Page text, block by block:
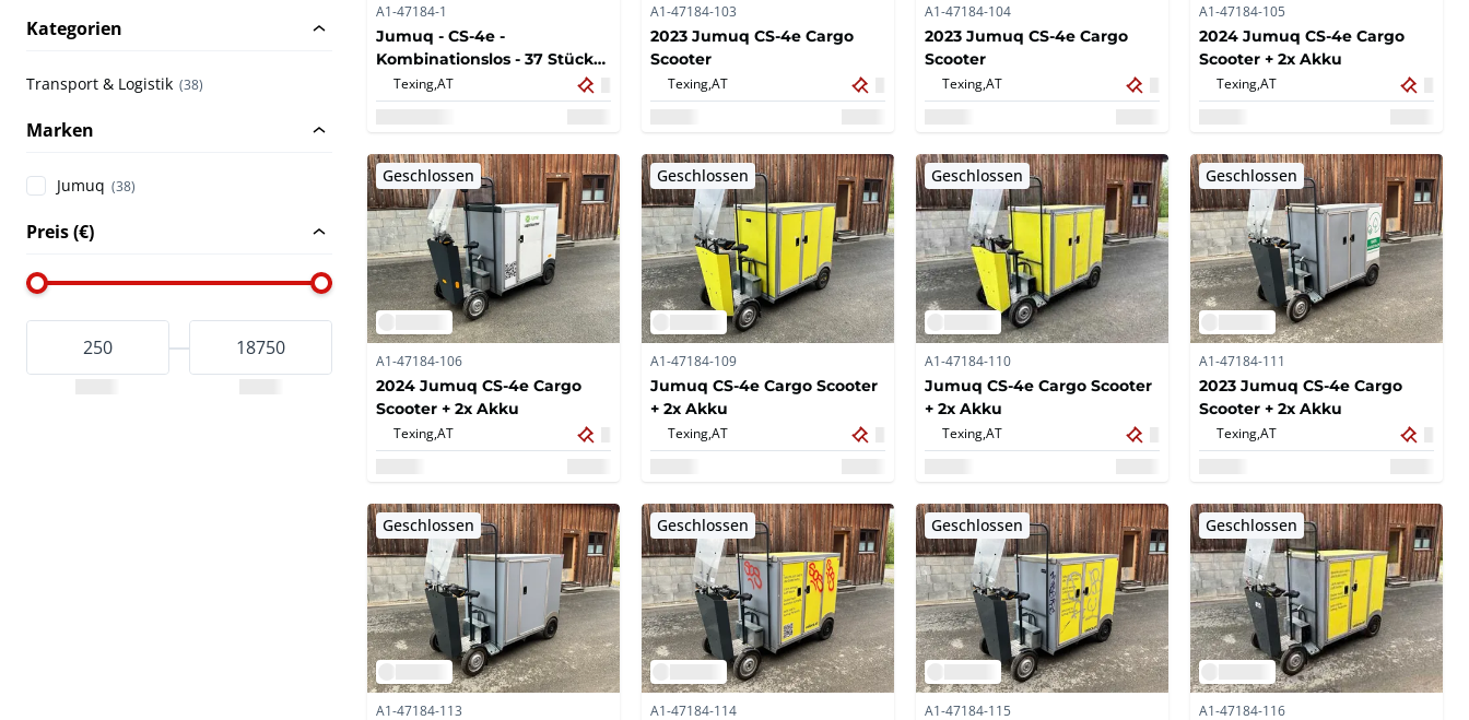
Kategorien
Transport & Logistik (38)
Marken
Jumuq (38)
Preis (€)
A1-47184-1
Jumuq - CS-4e -
Kombinationslos - 37 Stück
Jumuq CS-4e Cargo Scooter
(37x)
Texing,AT
A1-47184-103
2023 Jumuq CS-4e Cargo
Scooter
Texing,AT
A1-47184-104
2023 Jumuq CS-4e Cargo
Scooter
Texing,AT
A1-47184-105
2024 Jumuq CS-4e Cargo
Scooter + 2x Akku
Texing,AT
Geschlossen
A1-47184-106
2024 Jumuq CS-4e Cargo
Scooter + 2x Akku
Texing,AT
Geschlossen
A1-47184-109
Jumuq CS-4e Cargo Scooter
+ 2x Akku
Texing,AT
Geschlossen
A1-47184-110
Jumuq CS-4e Cargo Scooter
+ 2x Akku
Texing,AT
Geschlossen
A1-47184-111
2023 Jumuq CS-4e Cargo
Scooter + 2x Akku
Texing,AT
Geschlossen
A1-47184-113
Geschlossen
A1-47184-114
Geschlossen
A1-47184-115
Geschlossen
A1-47184-116